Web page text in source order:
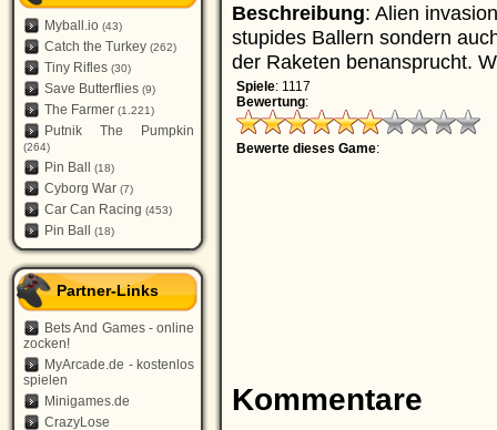
Myball.io (43)
Catch the Turkey (262)
Tiny Rifles (30)
Save Butterflies (9)
The Farmer (1.221)
Putnik The Pumpkin
(264)
Pin Ball (18)
Cyborg War (7)
Car Can Racing (453)
Pin Ball (18)
Partner-Links
Bets And Games - online
zocken!
MyArcade.de - kostenlos
spielen
Minigames.de
CrazyLose
Beschreibung: Alien
stupides Ballern sondern
der Raketen benansprucht.
Spiele: 1117
Bewertung:
Bewerte dieses Game:
Kommentare